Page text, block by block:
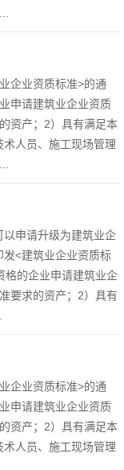
企业资质标准>的通
申请建筑业企业资质
资产；2）具有满足本
人员、施工现场管理
申请升级为建筑业企
<建筑业企业资质标
格的企业申请建筑业企
要求的资产；2）具有
企业资质标准>的通
申请建筑业企业资质
资产；2）具有满足本
人员、施工现场管理